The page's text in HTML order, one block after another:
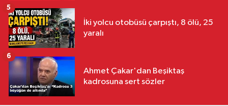
İki yolcu otobüsü çarpıştı, 8 ölü, 25
yaralı
5
Ahmet Çakar'dan Beşiktaş
kadrosuna sert sözler
6